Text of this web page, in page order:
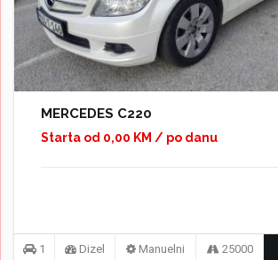
MERCEDES C220
Starta od 0,00 KM / po danu
1 Dizel Manuelni 25000